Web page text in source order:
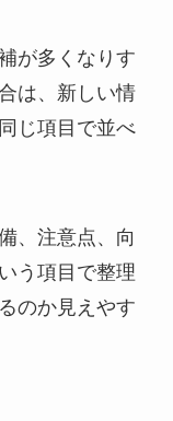
が多くなりす
は、新しい情
じ項目で並べ
、注意点、向
う項目で整理
のか見えやす